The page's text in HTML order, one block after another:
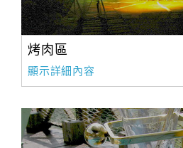
烤肉區
顯示詳細內容